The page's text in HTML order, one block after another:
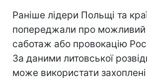
Раніше лідери Польщі та
попереджали про можливий
саботаж або провокацію
За даними литовської
може використати